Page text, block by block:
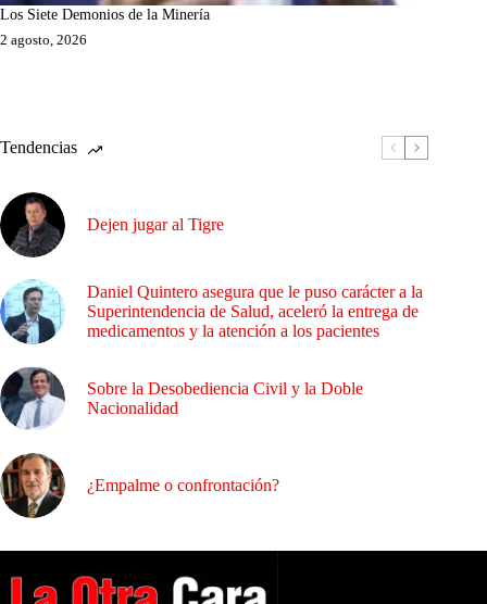
Los Siete Demonios de la Minería
2 agosto, 2026
Tendencias
Dejen jugar al Tigre
Daniel Quintero asegura que le puso carácter a la
Superintendencia de Salud, aceleró la entrega de
medicamentos y la atención a los pacientes
Sobre la Desobediencia Civil y la Doble
Nacionalidad
¿Empalme o confrontación?